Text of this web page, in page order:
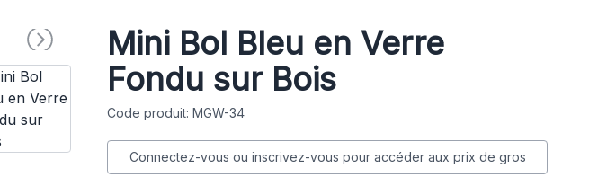
Mini Bol Bleu en Verre
Fondu sur Bois
Code produit: MGW-34
Connectez-vous ou inscrivez-vous pour accéder aux prix de gros